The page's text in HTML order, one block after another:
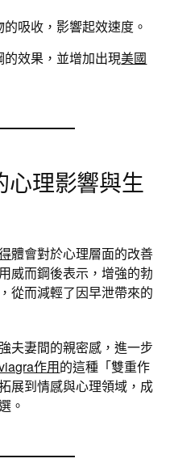
吸收，影響起效速度。
效果，並增加出現美國
心理影響與生
體會對於心理層面的改善
威而鋼後表示，增強的勃
從而減輕了因早泄帶來的
夫妻間的親密感，進一步
作用的這種「雙重作
展到情感與心理領域，成
。